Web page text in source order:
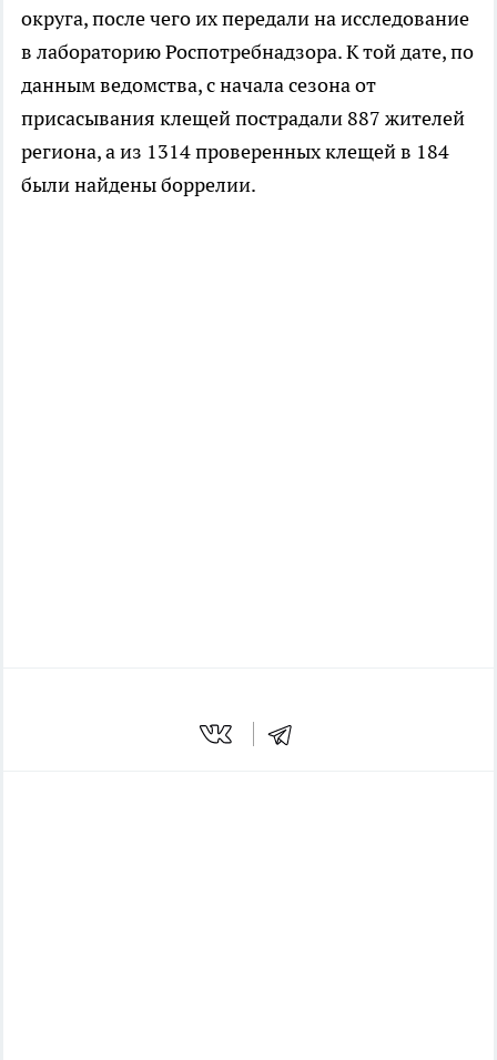
округа, после чего их передали на исследование
в лабораторию Роспотребнадзора. К той дате, по
данным ведомства, с начала сезона от
присасывания клещей пострадали 887 жителей
региона, а из 1314 проверенных клещей в 184
были найдены боррелии.